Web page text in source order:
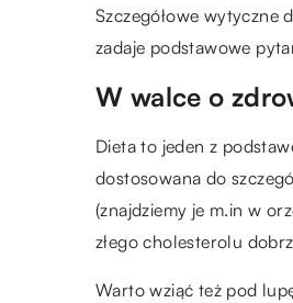
Szczegółowe wytyczne
zadaje podstawowe
W walce o
Dieta to jeden z
dostosowana do
(znajdziemy je m.in w
złego cholesterolu
Warto wziąć też pod